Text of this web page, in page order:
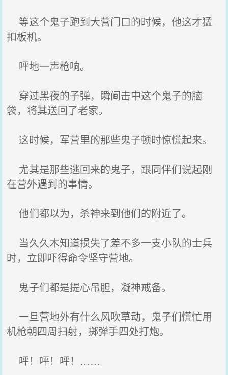
等这个鬼子跑到大营门口的时候，他这才猛
扣板机。
呯地一声枪响。
穿过黑夜的子弹，瞬间击中这个鬼子的脑
袋，将其送回了老家。
这时候，军营里的那些鬼子顿时惊慌起来。
尤其是那些逃回来的鬼子，跟同伴们说起刚
在营外遇到的事情。
他们都以为，杀神来到他们的附近了。
当久久木知道损失了差不多一支小队的士兵
时，立即吓得命令坚守营地。
鬼子们都是提心吊胆，凝神戒备。
一旦营地外有什么风吹草动，鬼子们慌忙用
机枪朝四周扫射，掷弹手四处打炮。
呯！呯！呯！……